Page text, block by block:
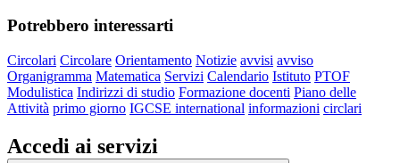
Potrebbero interessarti
Circolari Circolare Orientamento Notizie avvisi avviso
Organigramma Matematica Servizi Calendario Istituto PTOF
Modulistica Indirizzi di studio Formazione docenti Piano delle
Attività primo giorno IGCSE international informazioni circlari
Accedi ai servizi